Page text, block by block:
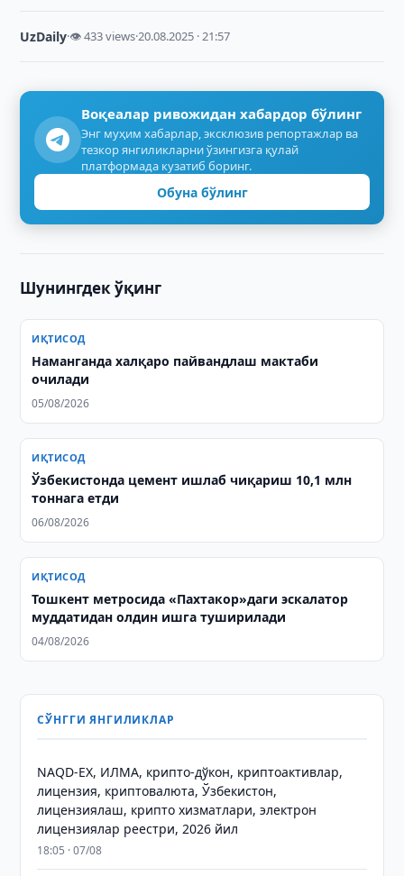
UzDaily·👁 433 views·20.08.2025 · 21:57
Воқеалар ривожидан хабардор бўлинг
Энг муҳим хабарлар, эксклюзив репортажлар ва
тезкор янгиликларни ўзингизга қулай
платформада кузатиб боринг.
Обуна бўлинг
Шунингдек ўқинг
ИҚТИСОД
Наманганда халқаро пайвандлаш мактаби
очилади
05/08/2026
ИҚТИСОД
Ўзбекистонда цемент ишлаб чиқариш 10,1 млн
тоннага етди
06/08/2026
ИҚТИСОД
Тошкент метросида «Пахтакор»даги эскалатор
муддатидан олдин ишга туширилади
04/08/2026
СЎНГГИ ЯНГИЛИКЛАР
NAQD-EX, ИЛМА, крипто-дўкон, криптоактивлар,
лицензия, криптовалюта, Ўзбекистон,
лицензиялаш, крипто хизматлари, электрон
лицензиялар реестри, 2026 йил
18:05 · 07/08